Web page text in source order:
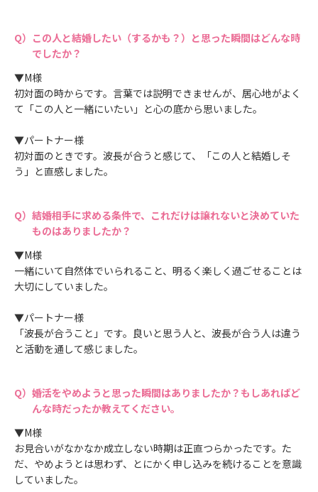
この人と結婚したい（するかも？）と思った瞬間はどんな時
でしたか？
▼M様
初対面の時からです。言葉では説明できませんが、居心地がよく
て「この人と一緒にいたい」と心の底から思いました。
▼パートナー様
初対面のときです。波長が合うと感じて、「この人と結婚しそ
う」と直感しました。
結婚相手に求める条件で、これだけは譲れないと決めていた
ものはありましたか？
▼M様
一緒にいて自然体でいられること、明るく楽しく過ごせることは
大切にしていました。
▼パートナー様
「波長が合うこと」です。良いと思う人と、波長が合う人は違う
と活動を通して感じました。
婚活をやめようと思った瞬間はありましたか？もしあればど
んな時だったか教えてください。
▼M様
お見合いがなかなか成立しない時期は正直つらかったです。た
だ、やめようとは思わず、とにかく申し込みを続けることを意識
していました。